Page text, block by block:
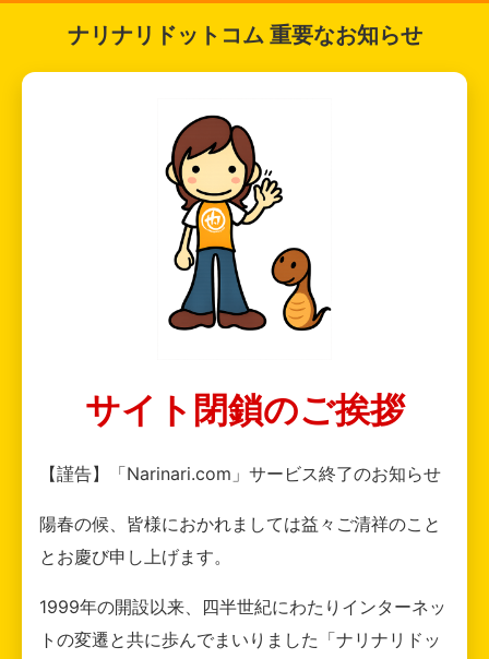
ナリナリドットコム 重要なお知らせ
サイト閉鎖のご挨拶
【謹告】「Narinari.com」サービス終了のお知らせ
陽春の候、皆様におかれましては益々ご清祥のこと
とお慶び申し上げます。
1999年の開設以来、四半世紀にわたりインターネッ
トの変遷と共に歩んでまいりました「ナリナリドッ